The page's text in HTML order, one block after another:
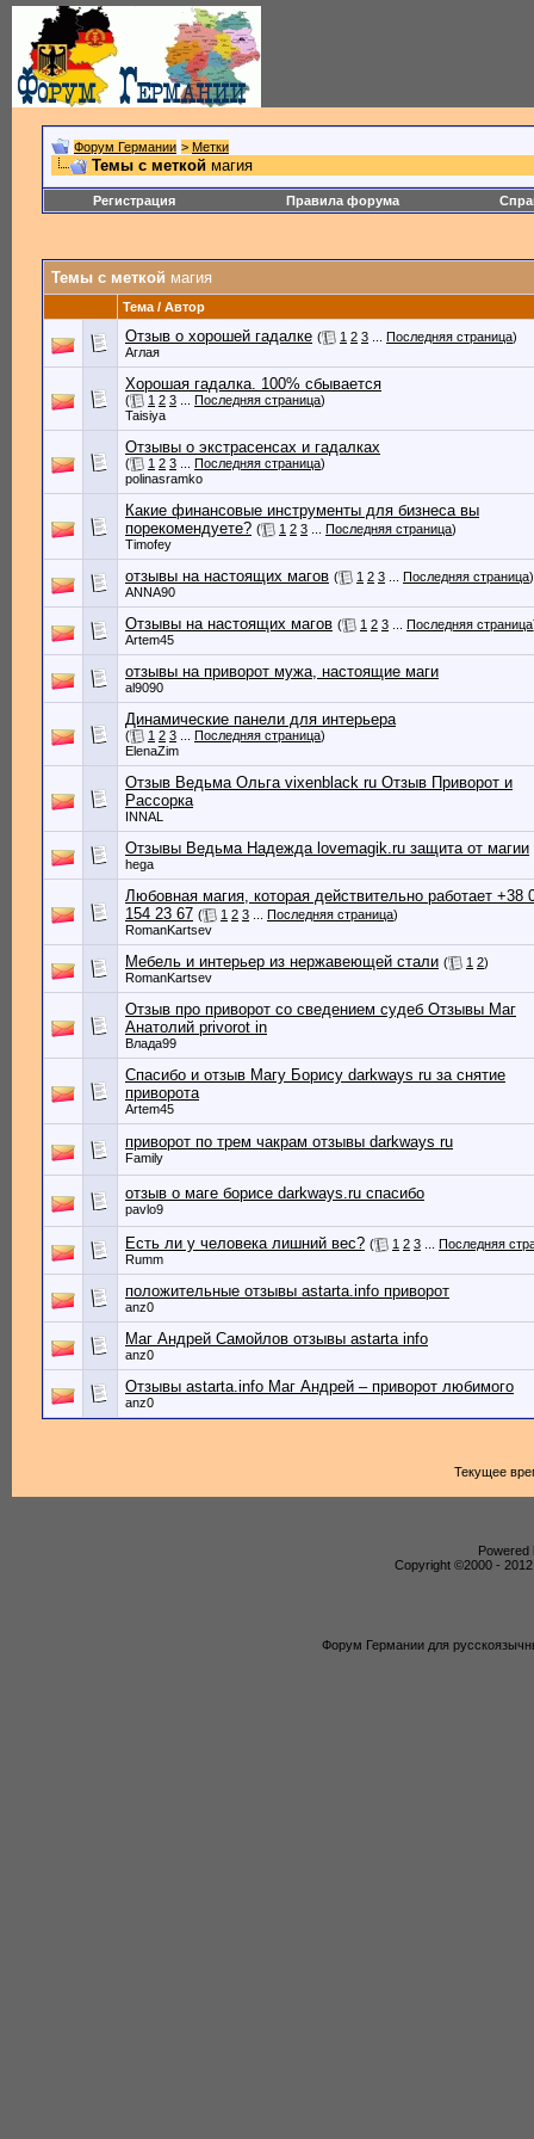
Форум Германии > Метки
Темы с меткой магия
Регистрация Правила форума
Темы с меткой магия
Тема / Автор
Отзыв о хорошей гадалке ( 1 2 3 Последняя страница)
Aглая
Хорошая гадалка. 100% сбывается
( 1 2 3 Последняя страница)
Taisiya
Отзывы о экстрасенсах и гадалках
( 1 2 3 Последняя страница)
polinasramko
Какие финансовые инструменты для бизнеса вы
порекомендуете? ( 1 2 3 Последняя страница)
Timofey
отзывы на настоящих магов ( 1 2 3 Последняя страница)
ANNA90
Отзывы на настоящих магов ( 1 2 3 Последняя страница
Artem45
отзывы на приворот мужа, настоящие маги
al9090
Динамические панели для интерьера
( 1 2 3 Последняя страница)
ElenaZim
Отзыв Ведьма Ольга vixenblack ru Отзыв Приворот и
Рассорка
INNAL
Отзывы Ведьма Надежда lovemagik.ru защита от магии
hega
Любовная магия, которая действительно работает +38
154 23 67 ( 1 2 3 Последняя страница)
RomanKartsev
Мебель и интерьер из нержавеющей стали ( 1 2)
RomanKartsev
Отзыв про приворот со сведением судеб Отзывы Маг
Анатолий privorot in
Влада99
Спасибо и отзыв Магу Борису darkways ru за снятие
приворота
Artem45
приворот по трем чакрам отзывы darkways ru
Family
отзыв о маге борисе darkways.ru спасибо
pavlo9
Есть ли у человека лишний вес? ( 1 2 3
Последняя
Rumm
положительные отзывы astarta.info приворот
anz0
Маг Андрей Самойлов отзывы astarta info
anz0
Отзывы astarta.info Маг Андрей – приворот любимого
anz0
Текущее
Powered
Copyright ©2000 -
Форум Германии для